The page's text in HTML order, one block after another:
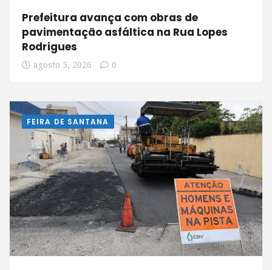
Prefeitura avança com obras de
pavimentação asfáltica na Rua Lopes
Rodrigues
agosto 5, 2026 0
FEIRA DE SANTANA